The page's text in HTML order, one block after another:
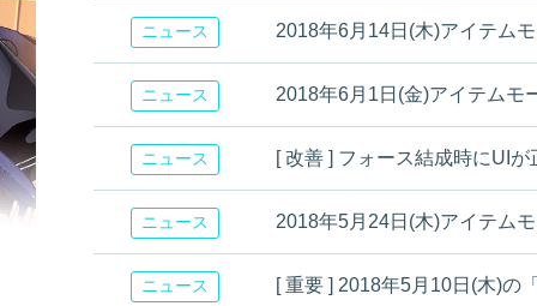
ニュース 2018年6月14日(木)アイテム
ニュース 2018年6月1日(金)アイテムモ
ニュース [ 改善 ] フォース結成時にUI
ニュース 2018年5月24日(木)アイテム
ニュース [ 重要 ] 2018年5月10日(木)の